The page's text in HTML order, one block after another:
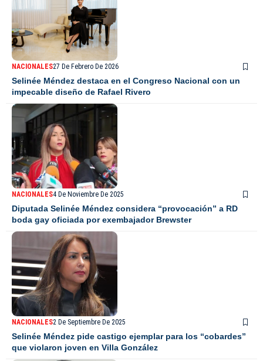
NACIONALES27 De Febrero De 2026
Selinée Méndez destaca en el Congreso Nacional con un
impecable diseño de Rafael Rivero
NACIONALES4 De Noviembre De 2025
Diputada Selinée Méndez considera “provocación” a RD
boda gay oficiada por exembajador Brewster
NACIONALES2 De Septiembre De 2025
Selinée Méndez pide castigo ejemplar para los “cobardes”
que violaron joven en Villa González